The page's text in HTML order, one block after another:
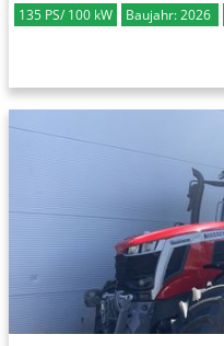
135 PS/ 100 kW Baujahr: 2026